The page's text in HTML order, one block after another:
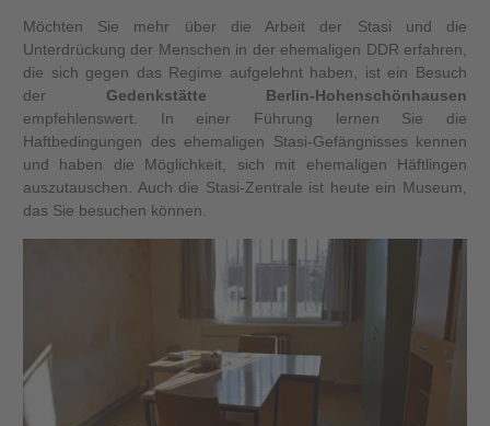
Möchten Sie mehr über die Arbeit der Stasi und die
Unterdrückung der Menschen in der ehemaligen DDR erfahren,
die sich gegen das Regime aufgelehnt haben, ist ein Besuch
der Gedenkstätte Berlin-Hohenschönhausen
empfehlenswert. In einer Führung lernen Sie die
Haftbedingungen des ehemaligen Stasi-Gefängnisses kennen
und haben die Möglichkeit, sich mit ehemaligen Häftlingen
auszutauschen. Auch die Stasi-Zentrale ist heute ein Museum,
das Sie besuchen können.